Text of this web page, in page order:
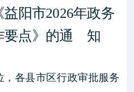
益阳市2026年政务
要点》的通 知
，各县市区行政审批服务